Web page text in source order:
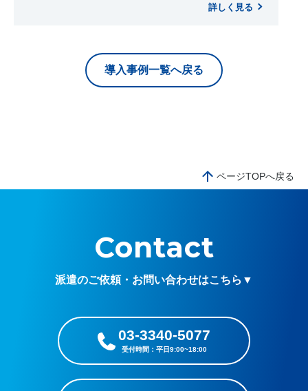
詳しく見る
導入事例一覧へ戻る
ページTOPへ戻る
Contact
派遣のご依頼・お問い合わせはこちら▼
03-3340-5077